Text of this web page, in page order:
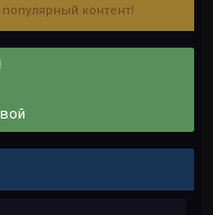
контент!